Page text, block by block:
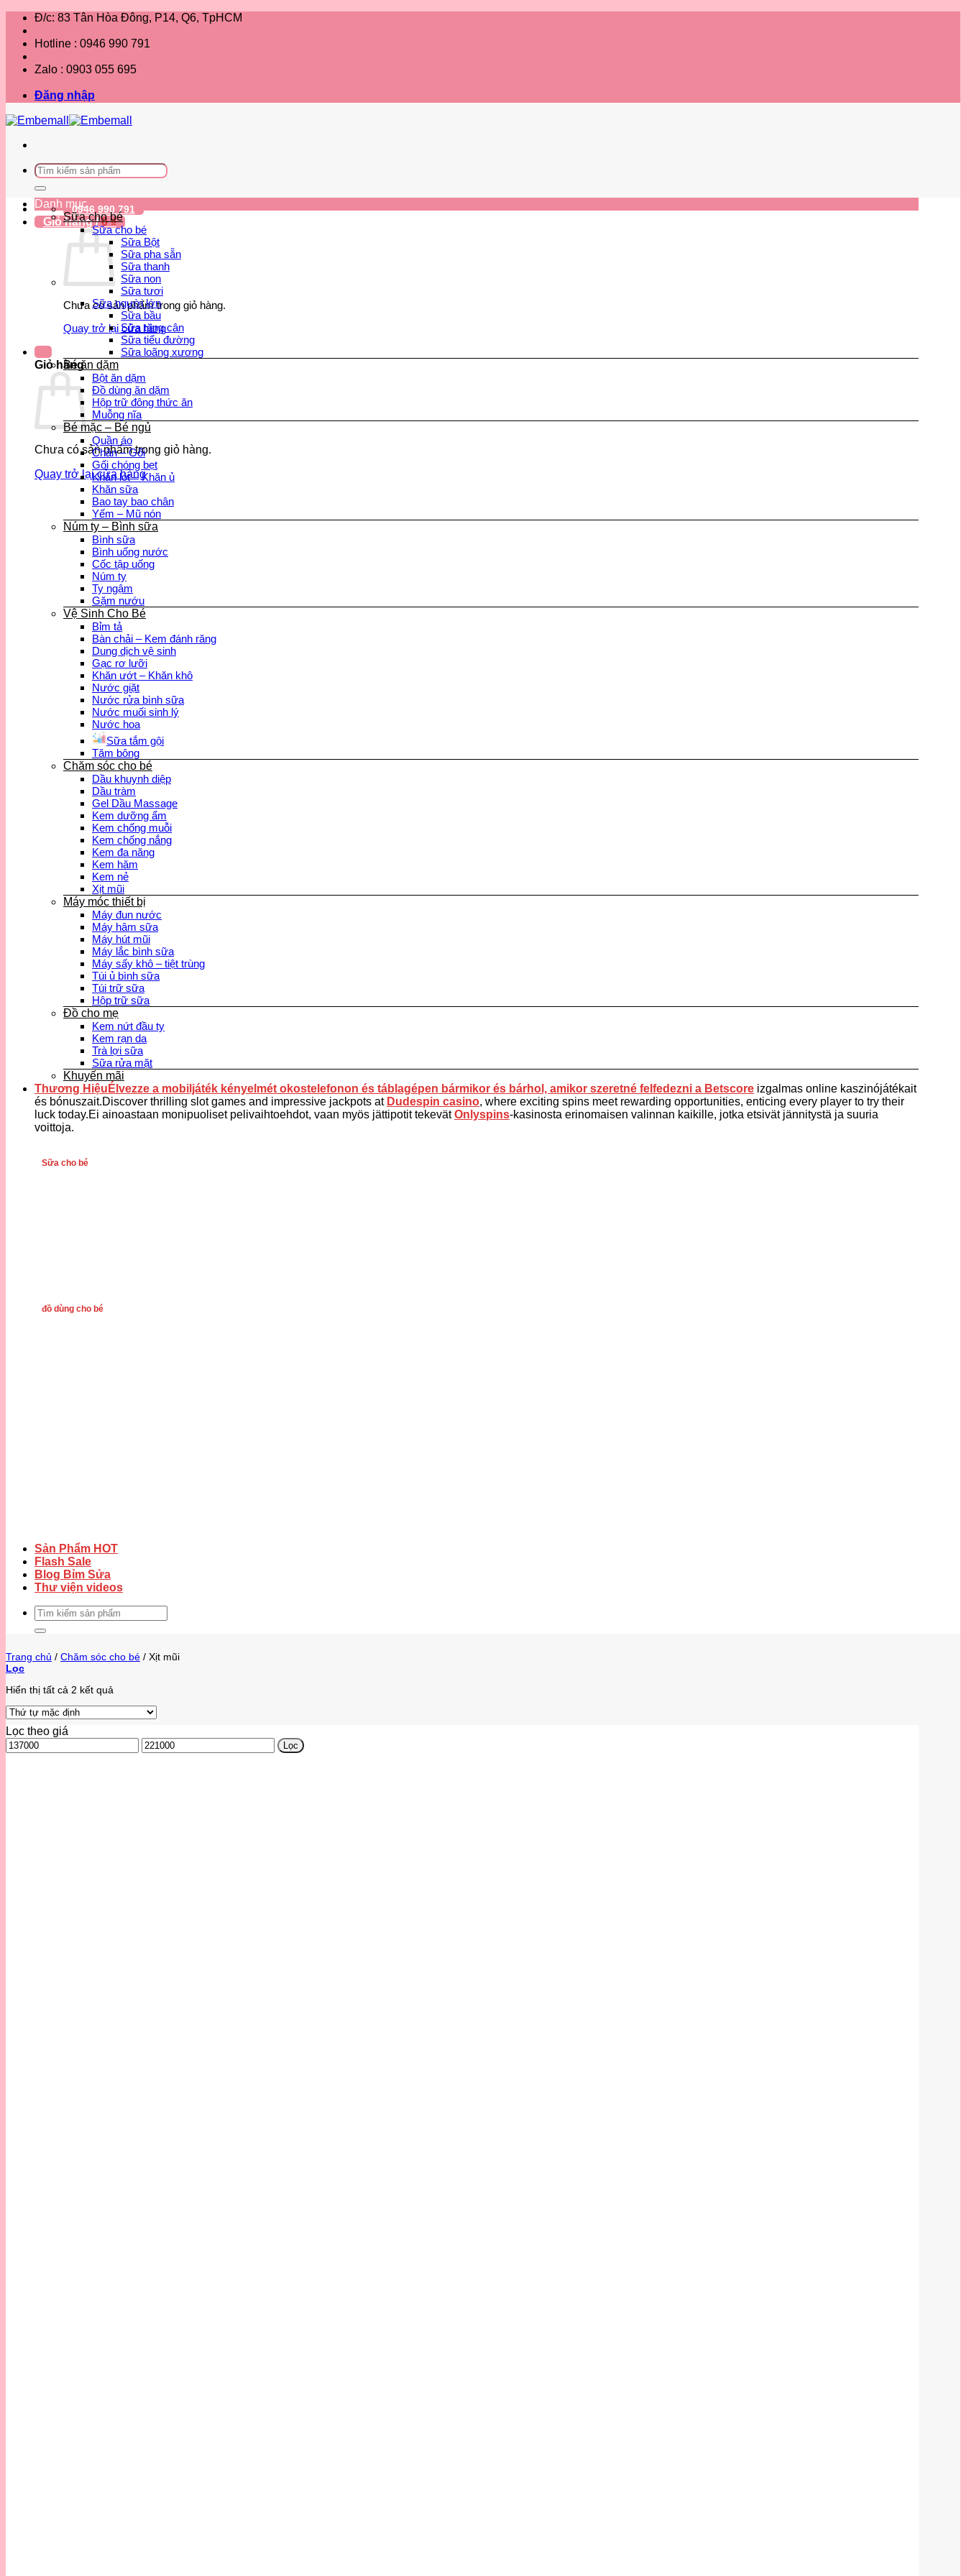
qua
dung
Đ/c: 83 Tân Hòa Đông, P14, Q6, TpHCM
Hotline : 0946 990 791
Zalo : 0903 055 695
Đăng nhập
Tìm
kiếm:
0946 990 791
Giỏ hàng /0₫
Chưa có sản phẩm trong giỏ hàng.
Quay trở lại cửa hàng
Giỏ hàng
Chưa có sản phẩm trong giỏ hàng.
Quay trở lại cửa hàng
Danh mục
Sữa cho bé
Sữa cho bé
Sữa Bột
Sữa pha sẵn
Sữa thanh
Sữa non
Sữa tươi
Sữa người lớn
Sữa bầu
Sữa tăng cân
Sữa tiểu đường
Sữa loãng xương
Bé ăn dặm
Bột ăn dặm
Đồ dùng ăn dặm
Hộp trữ đông thức ăn
Muỗng nĩa
Bé mặc – Bé ngủ
Quần áo
Chăn – Gối
Gối chóng bẹt
Khăn lót – Khăn ủ
Khăn sữa
Bao tay bao chân
Yếm – Mũ nón
Núm ty – Bình sữa
Bình sữa
Bình uống nước
Cốc tập uống
Núm ty
Ty ngậm
Gặm nướu
Vệ Sinh Cho Bé
Bỉm tả
Bàn chải – Kem đánh răng
Dung dịch vệ sinh
Gạc rơ lưỡi
Khăn ướt – Khăn khô
Nước giặt
Nước rửa bình sữa
Nước muối sinh lý
Nước hoa
Sữa tắm gội
Tăm bông
Chăm sóc cho bé
Dầu khuynh diệp
Dầu tràm
Gel Dầu Massage
Kem dưỡng ẩm
Kem chống muỗi
Kem chống nắng
Kem đa năng
Kem hăm
Kem nẻ
Xịt mũi
Máy móc thiết bị
Máy đun nước
Máy hâm sữa
Máy hút mũi
Máy lắc bình sữa
Máy sấy khô – tiệt trùng
Túi ủ bình sữa
Túi trữ sữa
Hộp trữ sữa
Đồ cho mẹ
Kem nứt đầu ty
Kem rạn da
Trà lợi sữa
Sữa rửa mặt
Khuyến mãi
Thương HiệuÉlvezze a mobiljáték kényelmét okostelefonon és táblagépen bármikor és bárhol, amikor szeretné felfedezni a Betscore izgalmas online kaszinójátékait
és bónuszait.Discover thrilling slot games and impressive jackpots at Dudespin casino, where exciting spins meet rewarding opportunities, enticing every player to try their
luck today.Ei ainoastaan monipuoliset pelivaihtoehdot, vaan myös jättipotit tekevätOnlyspins-kasinosta erinomaisen valinnan kaikille, jotka etsivät jännitystä ja suuria
voittoja.
Sữa cho bé
đồ dùng cho bé
Sản Phẩm HOT
Flash Sale
Blog Bỉm Sửa
Thư viện videos
Tìm
kiếm:
Trang chủ / Chăm sóc cho bé / Xịt mũi
Lọc
Hiển thị tất cả 2 kết quả
Lọc theo giá
Giá
thấp
Giá
cao
Lọc